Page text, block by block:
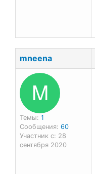
mneena
M
Темы: 1
Сообщения: 60
Участник с: 28
сентября 2020